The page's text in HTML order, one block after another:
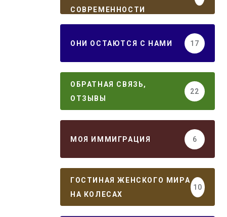
СОВРЕМЕННОСТИ
ОНИ ОСТАЮТСЯ С НАМИ 17
ОБРАТНАЯ СВЯЗЬ,
ОТЗЫВЫ
22
МОЯ ИММИГРАЦИЯ 6
ГОСТИНАЯ ЖЕНСКОГО МИРА
НА КОЛЕСАХ
10